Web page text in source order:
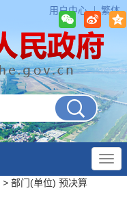
用户中心 繁体
> 部门(单位) 预决算